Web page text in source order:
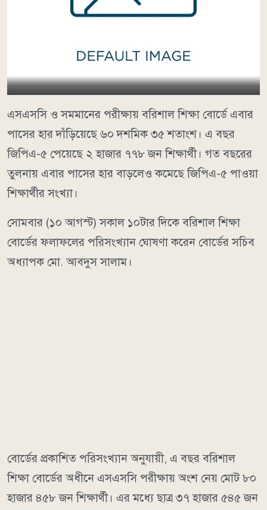
এসএসসি ও সমমানের পরীক্ষায় বরিশাল শিক্ষা বোর্ডে এবার
পাসের হার দাঁড়িয়েছে ৬০ দশমিক ৩৫ শতাংশ। এ বছর
জিপিএ-৫ পেয়েছে ২ হাজার ৭৭৮ জন শিক্ষার্থী। গত বছরের
তুলনায় এবার পাসের হার বাড়লেও কমেছে জিপিএ-৫ পাওয়া
শিক্ষার্থীর সংখ্যা।
সোমবার (১০ আগস্ট) সকাল ১০টার দিকে বরিশাল শিক্ষা
বোর্ডের ফলাফলের পরিসংখ্যান ঘোষণা করেন বোর্ডের সচিব
অধ্যাপক মো. আবদুস সালাম।
বোর্ডের প্রকাশিত পরিসংখ্যান অনুযায়ী, এ বছর বরিশাল
শিক্ষা বোর্ডের অধীনে এসএসসি পরীক্ষায় অংশ নেয় মোট ৮০
হাজার ৪৫৮ জন শিক্ষার্থী। এর মধ্যে ছাত্র ৩৭ হাজার ৫৪৫ জন